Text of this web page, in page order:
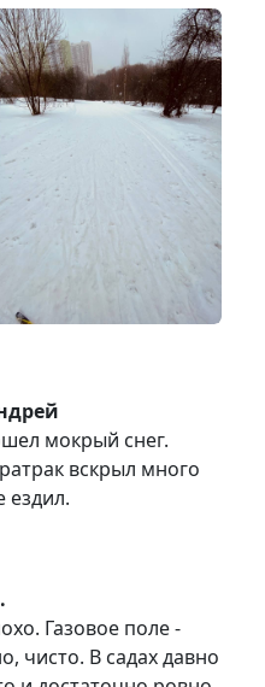
мокрый снег.
вскрыл много
ездил.
Газовое поле -
чисто. В садах давно